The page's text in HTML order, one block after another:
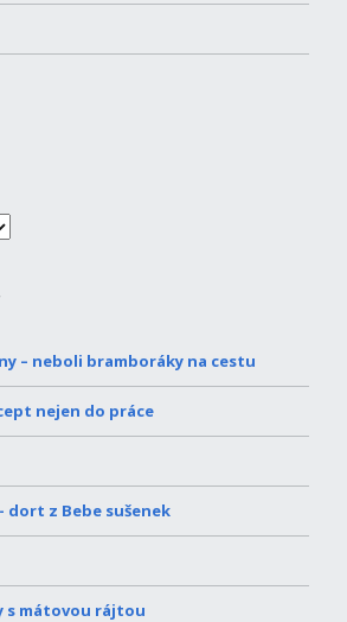
– neboli bramboráky na cestu
nejen do práce
dort z Bebe sušenek
s mátovou rájtou